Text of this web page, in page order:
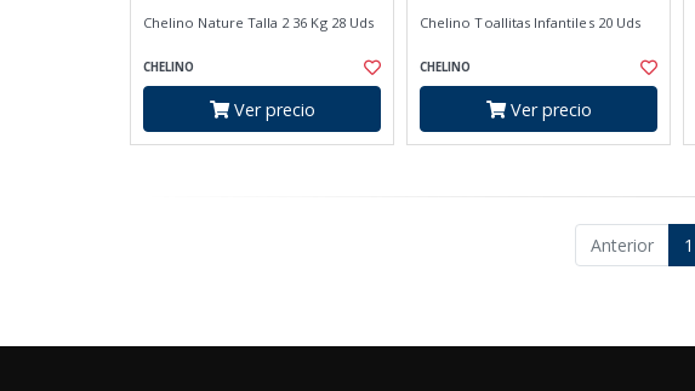
Chelino Nature Talla 2 36 Kg 28 Uds
CHELINO
Ver precio
Chelino Toallitas Infantiles 20 Uds
CHELINO
Ver precio
Anterior 1